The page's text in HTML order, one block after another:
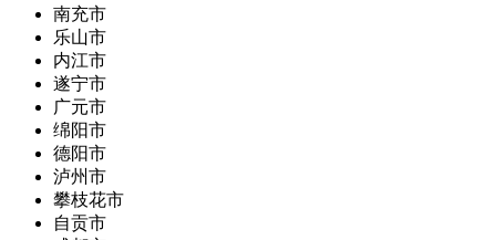
南充市
乐山市
内江市
遂宁市
广元市
绵阳市
德阳市
泸州市
攀枝花市
自贡市